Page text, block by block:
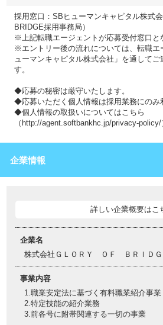
採用窓口：SBヒューマンキャピタル株式
BRIDGE採用事務局）
※上記転職エージェントが応募受付窓口と
※エントリー後の流れについては、転職エ
ューマンキャピタル株式会社」を通してご
す。
◆応募の秘密は厳守いたします。
◆応募いただく個人情報は採用業務にのみ
◆個人情報の取扱いについてはこちら
（http://agent.softbankhc.jp/privacy-policy/
企業情報
詳しい企業概要はこ
企業名
株式会社ＧＬＯＲＹ ＯＦ ＢＲＩＤＧ
事業内容
1.職業安定法に基づく有料職業紹介事業
2.特定技能の紹介業務
3.前各号に附帯関連する一切の事業